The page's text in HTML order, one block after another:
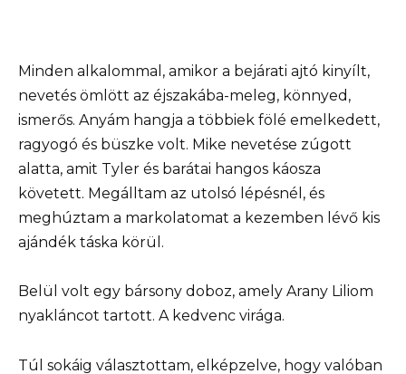
Minden alkalommal, amikor a bejárati ajtó kinyílt,
nevetés ömlött az éjszakába-meleg, könnyed,
ismerős. Anyám hangja a többiek fölé emelkedett,
ragyogó és büszke volt. Mike nevetése zúgott
alatta, amit Tyler és barátai hangos káosza
követett. Megálltam az utolsó lépésnél, és
meghúztam a markolatomat a kezemben lévő kis
ajándék táska körül.
Belül volt egy bársony doboz, amely Arany Liliom
nyakláncot tartott. A kedvenc virága.
Túl sokáig választottam, elképzelve, hogy valóban